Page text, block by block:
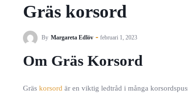
Gräs korsord
By Margareta Edlöv februari 1, 2023
Om Gräs Korsord
Gräs korsord är en viktig ledtråd i många